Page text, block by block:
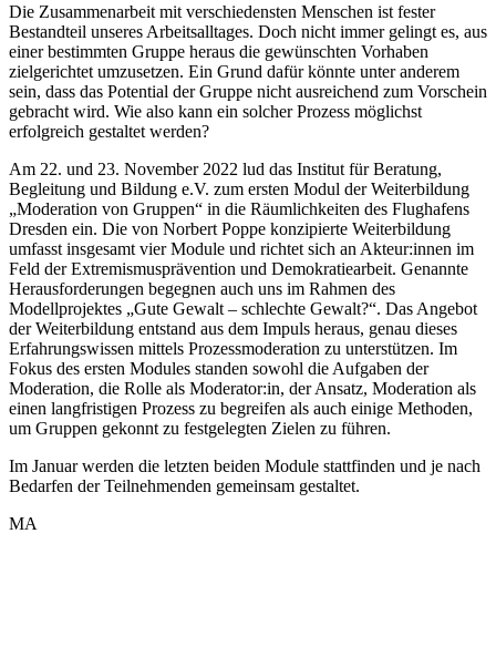
Die Zusammenarbeit mit verschiedensten Menschen ist fester
Bestandteil unseres Arbeitsalltages. Doch nicht immer gelingt es, aus
einer bestimmten Gruppe heraus die gewünschten Vorhaben
zielgerichtet umzusetzen. Ein Grund dafür könnte unter anderem
sein, dass das Potential der Gruppe nicht ausreichend zum Vorschein
gebracht wird. Wie also kann ein solcher Prozess möglichst
erfolgreich gestaltet werden?
Am 22. und 23. November 2022 lud das Institut für Beratung,
Begleitung und Bildung e.V. zum ersten Modul der Weiterbildung
„Moderation von Gruppen“ in die Räumlichkeiten des Flughafens
Dresden ein. Die von Norbert Poppe konzipierte Weiterbildung
umfasst insgesamt vier Module und richtet sich an Akteur:innen im
Feld der Extremismusprävention und Demokratiearbeit. Genannte
Herausforderungen begegnen auch uns im Rahmen des
Modellprojektes „Gute Gewalt – schlechte Gewalt?“. Das Angebot
der Weiterbildung entstand aus dem Impuls heraus, genau dieses
Erfahrungswissen mittels Prozessmoderation zu unterstützen. Im
Fokus des ersten Modules standen sowohl die Aufgaben der
Moderation, die Rolle als Moderator:in, der Ansatz, Moderation als
einen langfristigen Prozess zu begreifen als auch einige Methoden,
um Gruppen gekonnt zu festgelegten Zielen zu führen.
Im Januar werden die letzten beiden Module stattfinden und je nach
Bedarfen der Teilnehmenden gemeinsam gestaltet.
MA